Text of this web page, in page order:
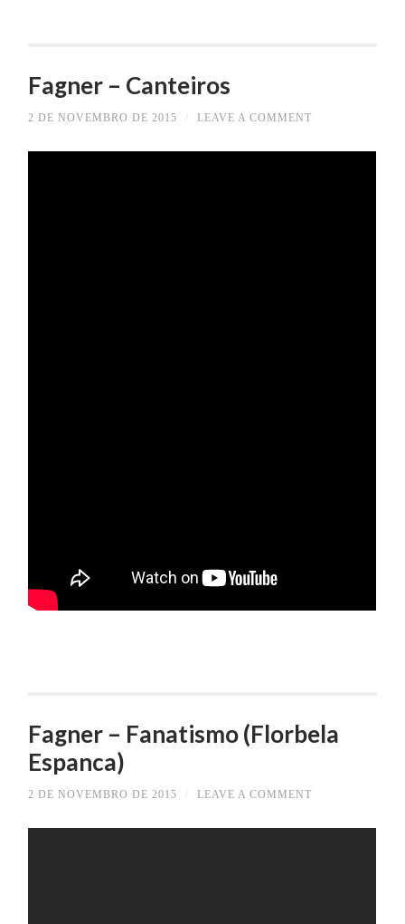
Fagner – Canteiros
2 DE NOVEMBRO DE 2015 LEAVE A COMMENT
Fagner – Fanatismo (Florbela
Espanca)
2 DE NOVEMBRO DE 2015 LEAVE A COMMENT